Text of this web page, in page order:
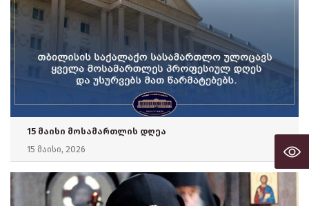
15 მაისი მოსამართლის დღეა
15 მაისი, 2026